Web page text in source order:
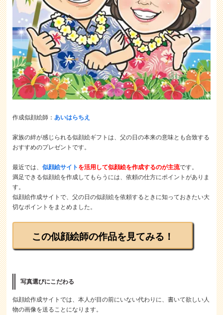
作成似顔絵師：あいはらちえ
家族の絆が感じられる似顔絵ギフトは、父の日の本来の意味とも合致する
おすすめのプレゼントです。
最近では、似顔絵サイト を活用して似顔絵を作成するのが主流です。
満足できる似顔絵を作成してもらうには、依頼の仕方にポイントがありま
す。
似顔絵作成サイトで、父の日の似顔絵を依頼するときに知っておきたい大
切なポイントをまとめました。
この似顔絵師の作品を見てみる！
写真選びにこだわる
似顔絵作成サイトでは、本人が目の前にいない代わりに、書いて欲しい人
物の画像を送ることになります。